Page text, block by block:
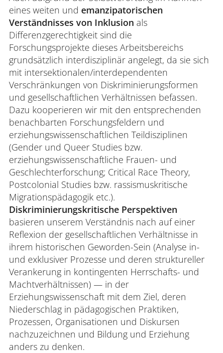
eines weiten und emanzipatorischen
Verständnisses von Inklusion als
Differenzgerechtigkeit sind die
Forschungsprojekte dieses Arbeitsbereichs
grundsätzlich interdisziplinär angelegt, da sie sich
mit intersektionalen/interdependenten
Verschränkungen von Diskriminierungsformen
und gesellschaftlichen Verhältnissen befassen.
Dazu kooperieren wir mit den entsprechenden
benachbarten Forschungsfeldern und
erziehungswissenschaftlichen Teildisziplinen
(Gender und Queer Studies bzw.
erziehungswissenschaftliche Frauen- und
Geschlechterforschung; Critical Race Theory,
Postcolonial Studies bzw. rassismuskritische
Migrationspädagogik etc.).
Diskriminierungskritische Perspektiven
basieren unserem Verständnis nach auf einer
Reflexion der gesellschaftlichen Verhältnisse in
ihrem historischen Geworden-Sein (Analyse in-
und exklusiver Prozesse und deren struktureller
Verankerung in kontingenten Herrschafts- und
Machtverhältnissen) — in der
Erziehungswissenschaft mit dem Ziel, deren
Niederschlag in pädagogischen Praktiken,
Prozessen, Organisationen und Diskursen
nachzuzeichnen und Bildung und Erziehung
anders zu denken.